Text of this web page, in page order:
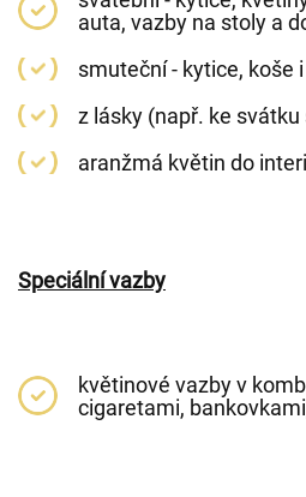
auta, vazby na stoly a
smuteční - kytice, koše
z lásky (např. ke svátku
aranžmá květin do
Speciální vazby
květinové vazby v
cigaretami,